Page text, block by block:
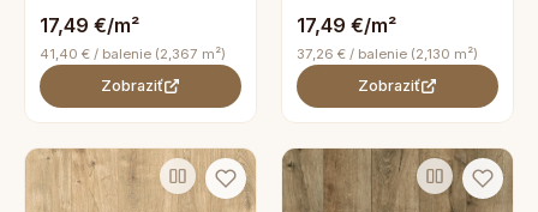
17,49 €/m²
41,40 € / balenie (2,367 m²)
Zobraziť
17,49 €/m²
37,26 € / balenie (2,130 m²)
Zobraziť